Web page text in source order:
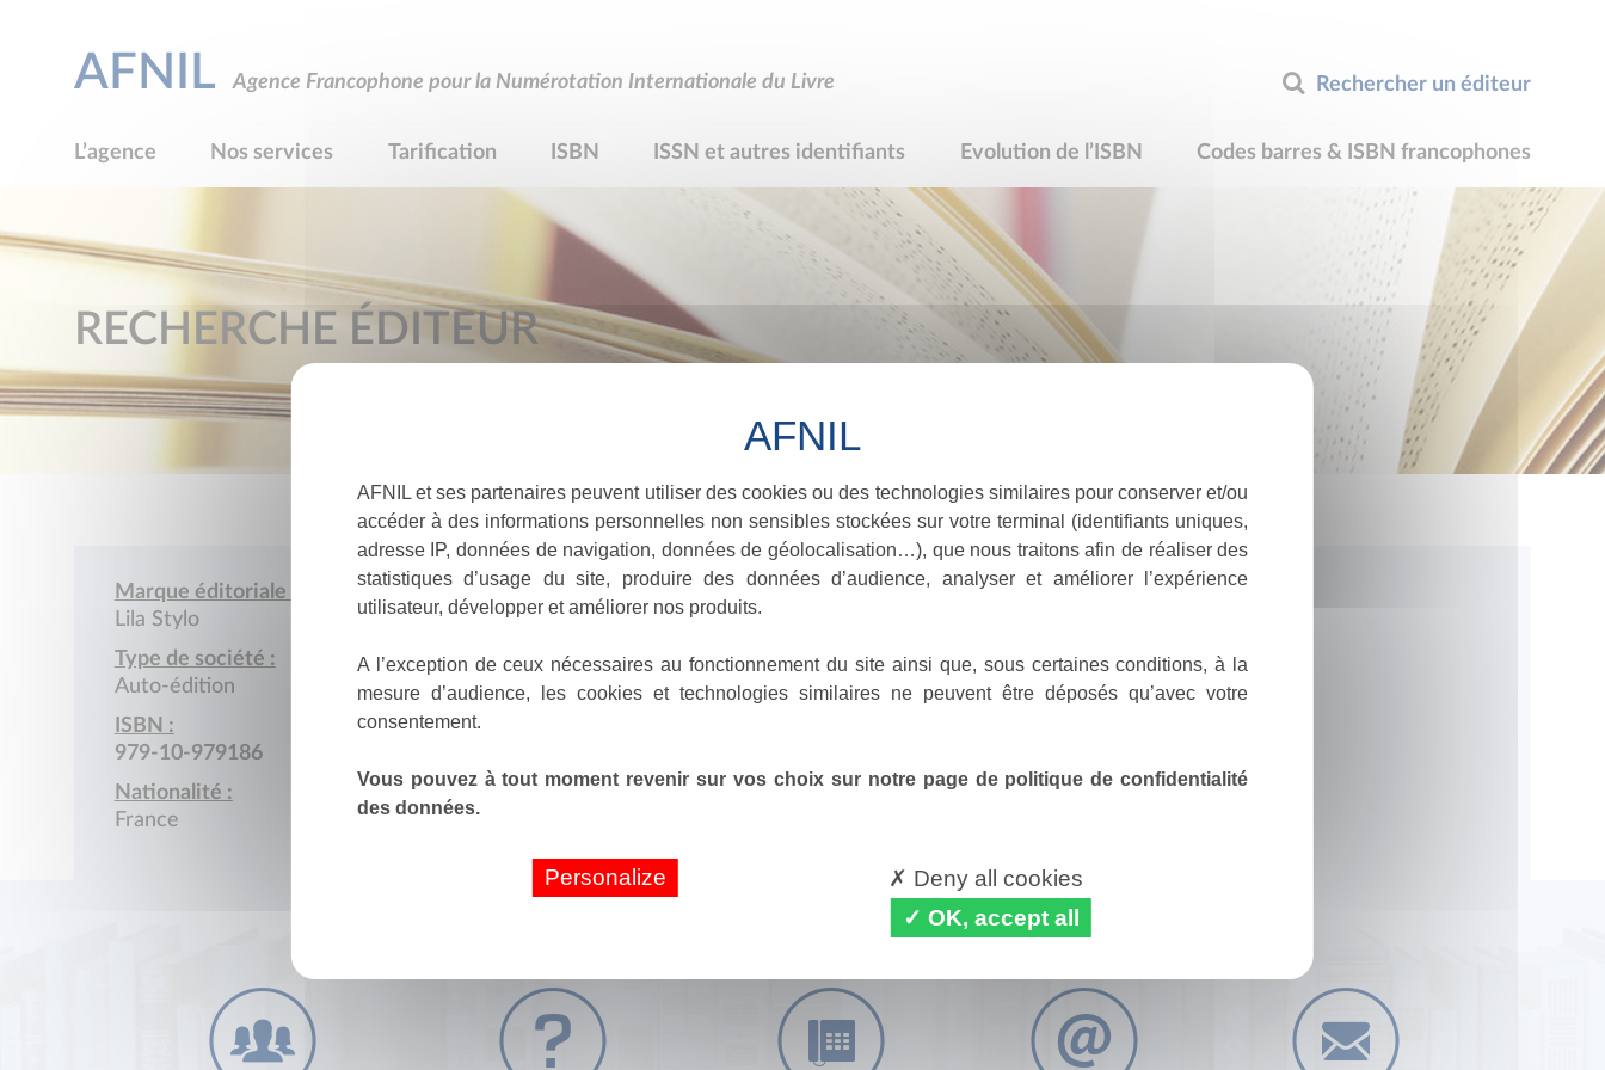
Rechercher un éditeur
AFNIL Agence Francophone pour la Numérotation Internationale du Livre
L’agence Nos services Tarification ISBN ISSN et autres identifiants Evolution de l’ISBN Codes barres & ISBN francophones
RECHERCHE ÉDITEUR
Marque éditoriale :
Lila Stylo
Type de société :
Auto-édition
ISBN :
979-10-979186
Nationalité :
France
AFNIL et ses partenaires peuvent utiliser des cookies ou des technologies similaires pour conserver et/ou
accéder à des informations personnelles non sensibles stockées sur votre terminal (identifiants uniques,
adresse IP, données de navigation, données de géolocalisation…), que nous traitons afin de réaliser des
statistiques d’usage du site, produire des données d’audience, analyser et améliorer l’expérience
utilisateur, développer et améliorer nos produits.
A l’exception de ceux nécessaires au fonctionnement du site ainsi que, sous certaines conditions, à la
mesure d’audience, les cookies et technologies similaires ne peuvent être déposés qu’avec votre
consentement.
Vous pouvez à tout moment revenir sur vos choix sur notre page de politique de confidentialité
des données.
Personalize
Deny all cookies
OK, accept all